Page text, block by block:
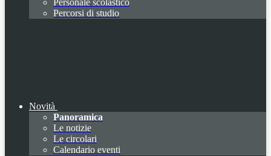
Personale scolastico
Percorsi di studio
Novità
Panoramica
Le notizie
Le circolari
Calendario eventi